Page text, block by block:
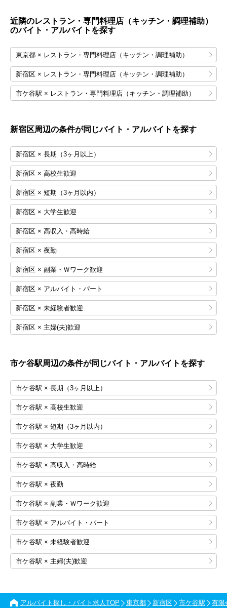
近隣のレストラン・専門料理店（キッチン・調理補助）
のバイト・アルバイトを探す
東京都 × レストラン・専門料理店（キッチン・調理補助）
新宿区 × レストラン・専門料理店（キッチン・調理補助）
市ケ谷駅 × レストラン・専門料理店（キッチン・調理補助）
新宿区周辺の条件が同じバイト・アルバイトを探す
新宿区 × 長期（3ヶ月以上）
新宿区 × 高校生歓迎
新宿区 × 短期（3ヶ月以内）
新宿区 × 大学生歓迎
新宿区 × 高収入・高時給
新宿区 × 夜勤
新宿区 × 副業・Ｗワーク歓迎
新宿区 × アルバイト・パート
新宿区 × 未経験者歓迎
新宿区 × 主婦(夫)歓迎
市ケ谷駅周辺の条件が同じバイト・アルバイトを探す
市ケ谷駅 × 長期（3ヶ月以上）
市ケ谷駅 × 高校生歓迎
市ケ谷駅 × 短期（3ヶ月以内）
市ケ谷駅 × 大学生歓迎
市ケ谷駅 × 高収入・高時給
市ケ谷駅 × 夜勤
市ケ谷駅 × 副業・Ｗワーク歓迎
市ケ谷駅 × アルバイト・パート
市ケ谷駅 × 未経験者歓迎
市ケ谷駅 × 主婦(夫)歓迎
アルバイト探し・バイト求人TOP 東京都 新宿区 市ケ谷駅 有限